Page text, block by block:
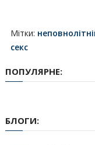
Мітки:
секс
ПОПУЛЯРНЕ:
БЛОГИ: